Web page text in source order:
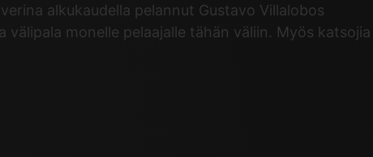
alkukaudella pelannut Gustavo Villalobos
monelle pelaajalle tähän väliin. Myös katsojia